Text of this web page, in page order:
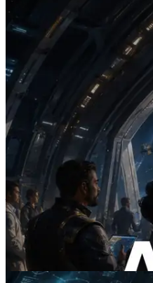
2026.07.04
ERPC เปิดตัว
— ยุคที่ AI Agent จ่า
แบบ On Demand
อ่านบทความนี้